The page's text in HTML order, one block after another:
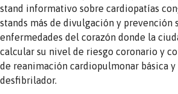
stand informativo sobre cardiopatías
stands más de divulgación y prevención
enfermedades del corazón donde la
calcular su nivel de riesgo coronario y
de reanimación cardiopulmonar básica y
desfibrilador.